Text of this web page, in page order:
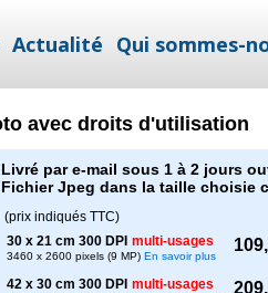
Actualité Qui sommes-